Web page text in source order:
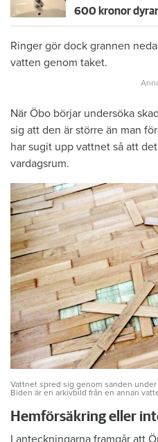
Ringer gör dock grannen
vatten genom taket.
När Öbo börjar undersöka
sig att den är större än man
har sugit upp vattnet så att
vardagsrum.
Vattnet spred sig genom sanden
Biden är en arkivbild från en annan
Hemförsäkring eller